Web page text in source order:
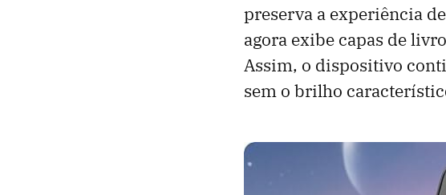
preserva a experiência
agora exibe capas de
Assim, o dispositivo
sem o brilho